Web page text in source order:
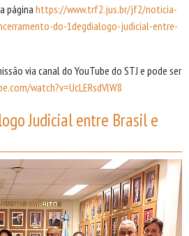
página https://www.trf2.jus.br/jf2/noticia-
do-1degdialogo-judicial-entre-
via canal do YouTube do STJ e pode ser
watch?v=UcLERsdVlW8
Judicial entre Brasil e